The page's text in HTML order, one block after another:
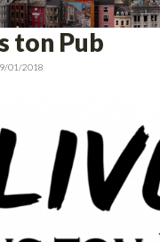
ton Pub
01/2018